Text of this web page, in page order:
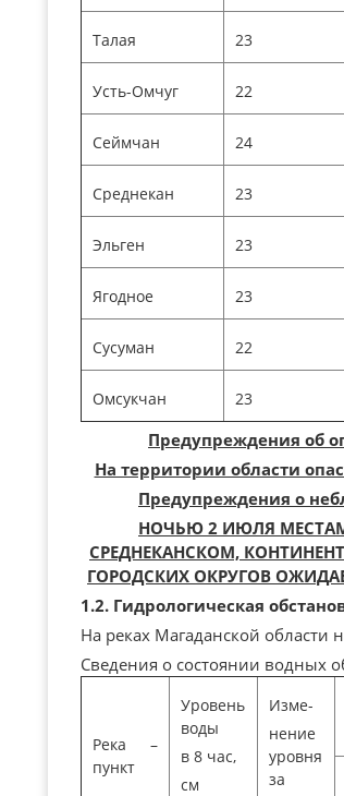
Талая 23
Усть-Омчуг 22
Сеймчан 24
Среднекан 23
Эльген 23
Ягодное 23
Сусуман 22
Омсукчан 23
Предупреждения об
На территории области
Предупреждения о
НОЧЬЮ 2 ИЮЛЯ
СРЕДНЕКАНСКОМ,
ГОРОДСКИХ ОКРУГОВ
1.2. Гидрологическая
На реках Магаданской области
Сведения о состоянии водных
Река –
пункт
Уровень
воды
в 8 час,
см
Изме-
нение
уровня
за